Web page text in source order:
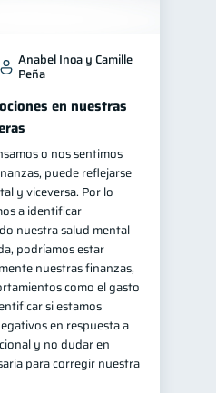
1
1
Anabel Inoa y Camille
Peña
en nuestras
o nos sentimos
puede reflejarse
y viceversa. Por lo
a identificar
nuestra salud mental
podríamos estar
nuestras finanzas,
como el gasto
si estamos
en respuesta a
y no dudar en
para corregir nuestra